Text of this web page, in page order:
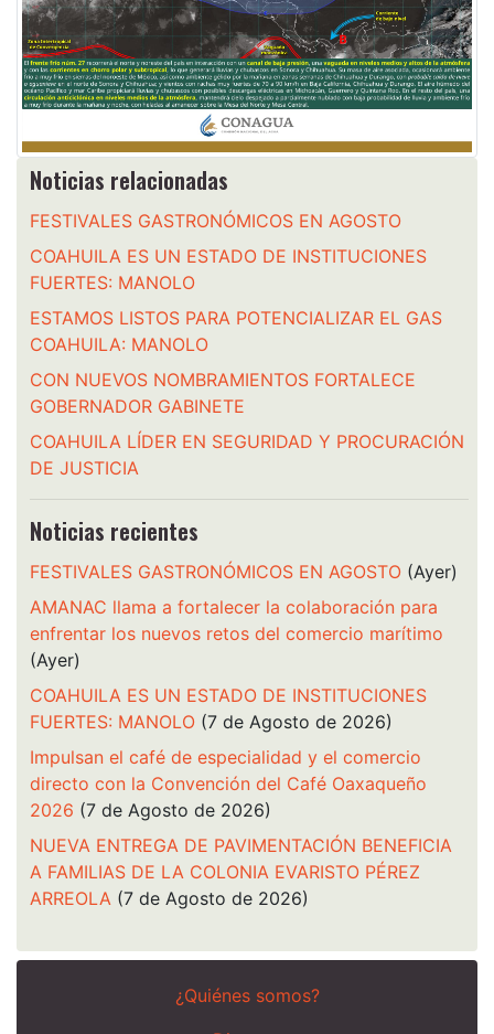
Noticias relacionadas
FESTIVALES GASTRONÓMICOS EN AGOSTO
COAHUILA ES UN ESTADO DE INSTITUCIONES
FUERTES: MANOLO
ESTAMOS LISTOS PARA POTENCIALIZAR EL GAS
COAHUILA: MANOLO
CON NUEVOS NOMBRAMIENTOS FORTALECE
GOBERNADOR GABINETE
COAHUILA LÍDER EN SEGURIDAD Y PROCURACIÓN
DE JUSTICIA
Noticias recientes
FESTIVALES GASTRONÓMICOS EN AGOSTO (Ayer)
AMANAC llama a fortalecer la colaboración para
enfrentar los nuevos retos del comercio marítimo
(Ayer)
COAHUILA ES UN ESTADO DE INSTITUCIONES
FUERTES: MANOLO (7 de Agosto de 2026)
Impulsan el café de especialidad y el comercio
directo con la Convención del Café Oaxaqueño
2026 (7 de Agosto de 2026)
NUEVA ENTREGA DE PAVIMENTACIÓN BENEFICIA
A FAMILIAS DE LA COLONIA EVARISTO PÉREZ
ARREOLA (7 de Agosto de 2026)
¿Quiénes somos?